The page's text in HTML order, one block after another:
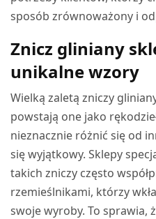
sposób zrównoważony i
Znicz gliniany
unikalne wzory
Wielką zaletą zniczy
powstają one jako
nieznacznie różnić się od
się wyjątkowy. Sklepy
takich zniczy często
rzemieślnikami, którzy
swoje wyroby. To sprawia,